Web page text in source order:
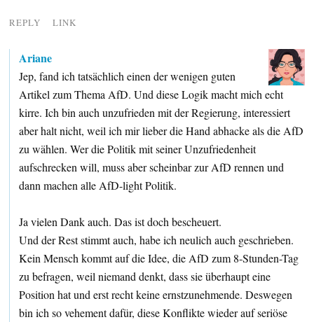
REPLY LINK
Ariane
Jep, fand ich tatsächlich einen der wenigen guten
Artikel zum Thema AfD. Und diese Logik macht mich echt
kirre. Ich bin auch unzufrieden mit der Regierung, interessiert
aber halt nicht, weil ich mir lieber die Hand abhacke als die AfD
zu wählen. Wer die Politik mit seiner Unzufriedenheit
aufschrecken will, muss aber scheinbar zur AfD rennen und
dann machen alle AfD-light Politik.
Ja vielen Dank auch. Das ist doch bescheuert.
Und der Rest stimmt auch, habe ich neulich auch geschrieben.
Kein Mensch kommt auf die Idee, die AfD zum 8-Stunden-Tag
zu befragen, weil niemand denkt, dass sie überhaupt eine
Position hat und erst recht keine ernstzunehmende. Deswegen
bin ich so vehement dafür, diese Konflikte wieder auf seriöse